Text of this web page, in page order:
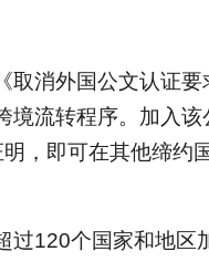
取消外国公文认证
境流转程序。加入
，即可在其他缔约
过120个国家和地